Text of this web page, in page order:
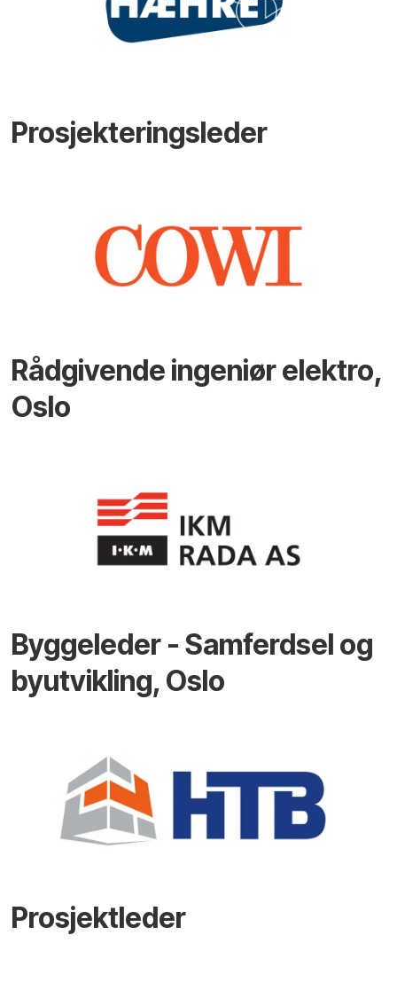
Prosjekteringsleder
Rådgivende ingeniør elektro,
Oslo
Byggeleder - Samferdsel og
byutvikling, Oslo
Prosjektleder